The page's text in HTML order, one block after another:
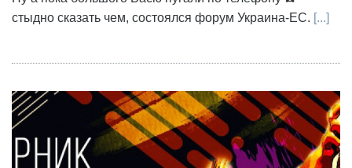
стыдно сказать чем, состоялся форум Украина-ЕС. [...]